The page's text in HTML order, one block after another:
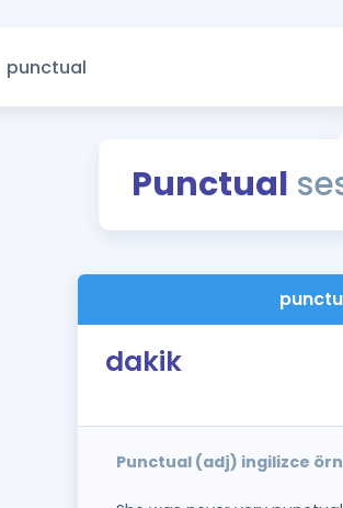
Punctual
dakik
Punctual (adj) ingilizce